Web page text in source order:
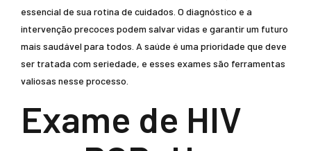
essencial de sua rotina de cuidados. O diagnóstico e a
intervenção precoces podem salvar vidas e garantir um futuro
mais saudável para todos. A saúde é uma prioridade que deve
ser tratada com seriedade, e esses exames são ferramentas
valiosas nesse processo.
Exame de HIV